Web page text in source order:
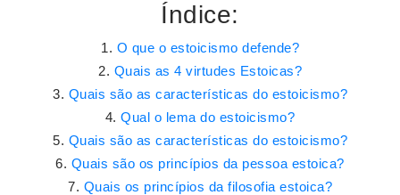
Índice:
O que o estoicismo defende?
Quais as 4 virtudes Estoicas?
Quais são as características do estoicismo?
Qual o lema do estoicismo?
Quais são as características do estoicismo?
Quais são os princípios da pessoa estoica?
Quais os princípios da filosofia estoica?